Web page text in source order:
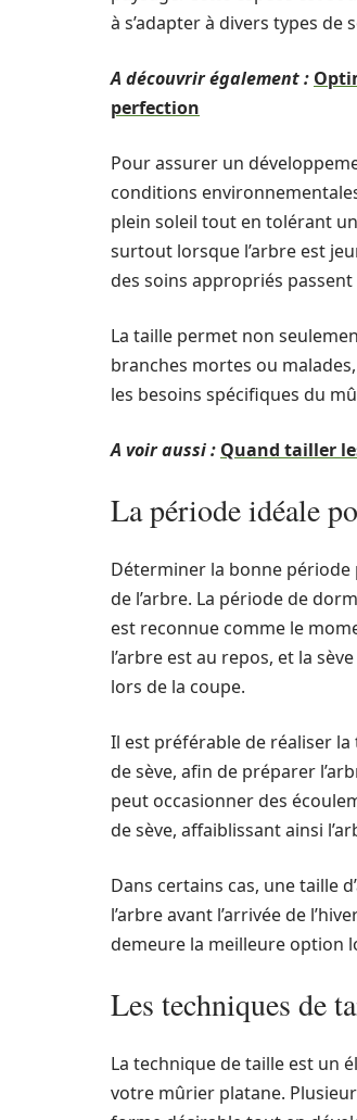
à s’adapter à divers types de
A découvrir également :
perfection
Pour assurer un
conditions
plein soleil tout en tolérant
surtout lorsque l’arbre est
des soins appropriés
La taille permet non
branches mortes ou
les besoins spécifiques du
A voir aussi : Quand tailler
La période idéale
Déterminer la bonne
de l’arbre. La période de
est reconnue comme le
l’arbre est au repos, et la
lors de la coupe.
Il est préférable de réaliser
de sève, afin de préparer
peut occasionner des
de sève, affaiblissant ainsi
Dans certains cas, une taille
l’arbre avant l’arrivée de
demeure la meilleure option
Les techniques de
La technique de taille est un
votre mûrier platane.